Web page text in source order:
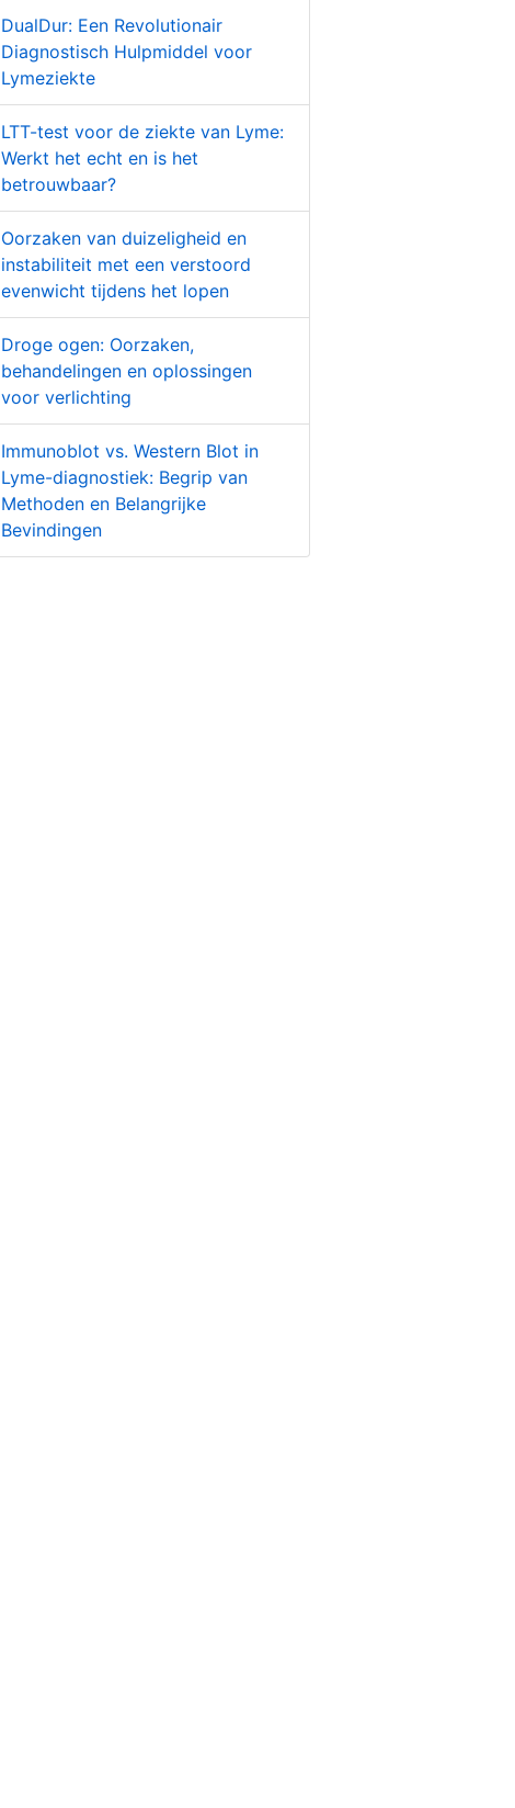
DualDur: Een Revolutionair
Diagnostisch Hulpmiddel voor
Lymeziekte
LTT-test voor de ziekte van Lyme:
Werkt het echt en is het
betrouwbaar?
Oorzaken van duizeligheid en
instabiliteit met een verstoord
evenwicht tijdens het lopen
Droge ogen: Oorzaken,
behandelingen en oplossingen
voor verlichting
Immunoblot vs. Western Blot in
Lyme-diagnostiek: Begrip van
Methoden en Belangrijke
Bevindingen